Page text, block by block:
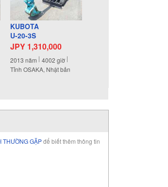
KUBOTA
U-20-3S
JPY 1,310,000
2013 năm 4002 giờ
Tỉnh OSAKA, Nhật bản
THƯỜNG GẶPđể biết thêm thông tin